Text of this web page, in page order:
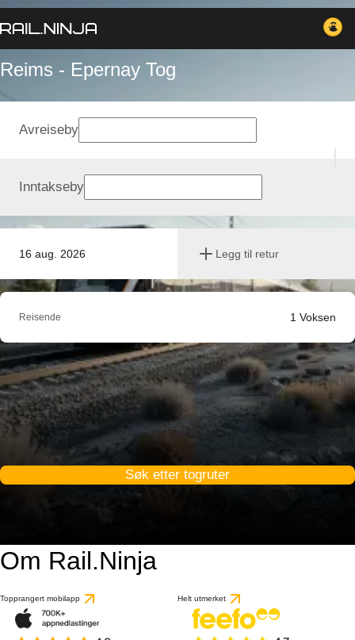
Reims - Epernay Tog
16 aug. 2026 Legg til retur
Avreiseby
Inntakseby
Reisende 1 Voksen
Søk etter togruter
Om Rail.Ninja
Topprangert mobilapp Helt utmerket